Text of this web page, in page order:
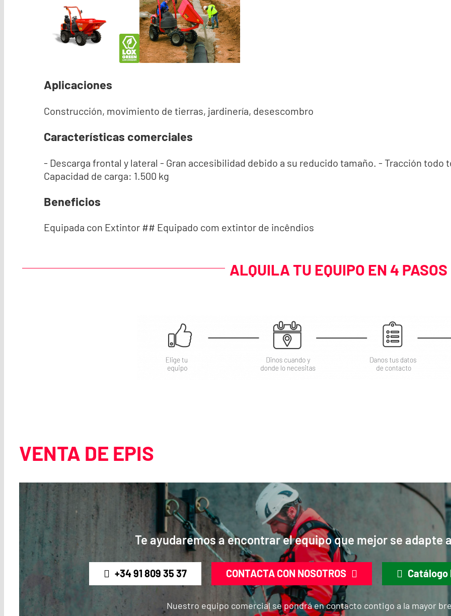
Aplicaciones
Construcción, movimiento de tierras, jardinería, desescombro
Características comerciales
- Descarga frontal y lateral - Gran accesibilidad debido a su reducido tamaño. - Tracción todo
Capacidad de carga: 1.500 kg
Beneficios
Equipada con Extintor ## Equipado com extintor de incêndios
ALQUILA TU EQUIPO EN 4 PASOS
VENTA DE EPIS
Te ayudaremos a encontrar el equipo que mejor se adapte
+34 91 809 35 37 CONTACTA CON NOSOTROS Catálogo
Nuestro equipo comercial se pondrá en contacto contigo a la mayor